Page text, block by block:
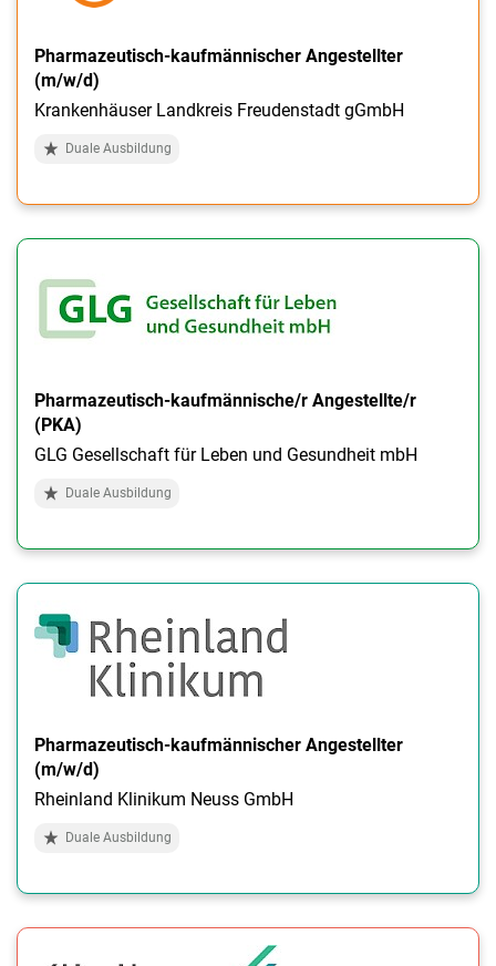
Pharmazeutisch-kaufmännischer Angestellter
(m/w/d)
Krankenhäuser Landkreis Freudenstadt gGmbH
Duale Ausbildung
Pharmazeutisch-kaufmännische/r Angestellte/r
(PKA)
GLG Gesellschaft für Leben und Gesundheit mbH
Duale Ausbildung
Pharmazeutisch-kaufmännischer Angestellter
(m/w/d)
Rheinland Klinikum Neuss GmbH
Duale Ausbildung